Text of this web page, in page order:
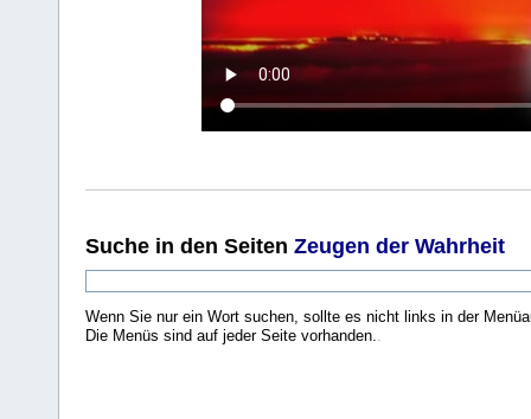
Suche in den Seiten Zeugen der Wahrheit
Wenn Sie nur ein Wort suchen, sollte es nicht links in der
Die Menüs sind auf jeder Seite vorhanden..